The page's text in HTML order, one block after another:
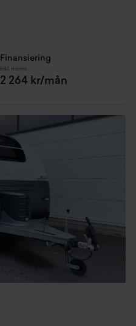
Finansiering
Inkl. moms
2 264 kr/mån